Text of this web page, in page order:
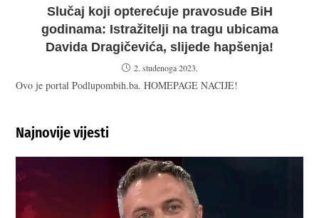
Slučaj koji opterećuje pravosuđe BiH
godinama: Istražitelji na tragu ubicama
Davida Dragičevića, slijede hapšenja!
2. studenoga 2023.
Ovo je portal Podlupombih.ba. HOMEPAGE NACIJE!
Najnovije vijesti